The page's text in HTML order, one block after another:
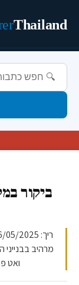
Thailand
ביקור
מרהיב
ואט